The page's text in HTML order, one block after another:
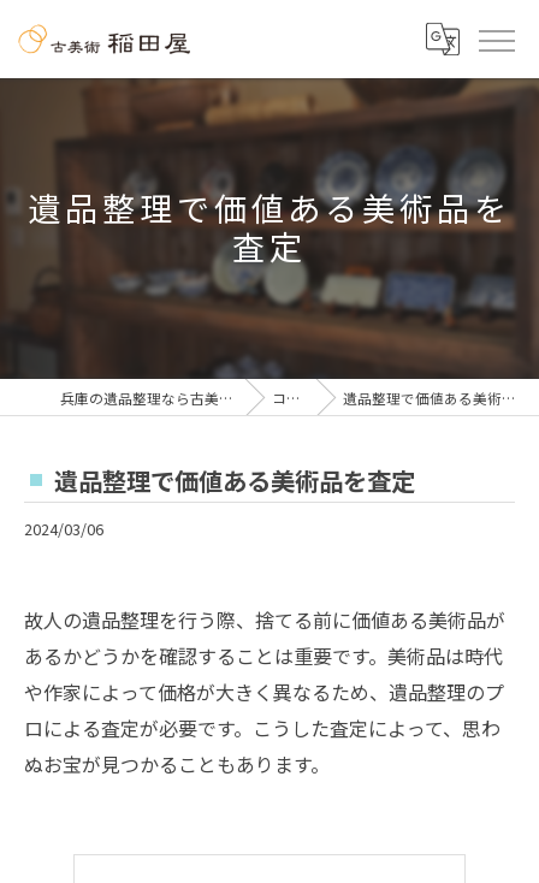
遺品整理で価値ある美術品を
査定
兵庫の遺品整理なら古美術 稲田屋 コラム 遺品整理で価値ある美術品を査定
遺品整理で価値ある美術品を査定
2024/03/06
故人の遺品整理を行う際、捨てる前に価値ある美術品が
あるかどうかを確認することは重要です。美術品は時代
や作家によって価格が大きく異なるため、遺品整理のプ
ロによる査定が必要です。こうした査定によって、思わ
ぬお宝が見つかることもあります。